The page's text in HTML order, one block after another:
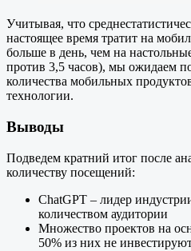
Учитывая, что
настоящее время тратит на
больше в день, чем на
против 3,5 часов), мы ожидаем
количества мобильных
технологии.
Выводы
Подведем кратний итог после
количеству посещений:
ChatGPT – лидер
количеством аудитории
Множество проектов на
50% из них не